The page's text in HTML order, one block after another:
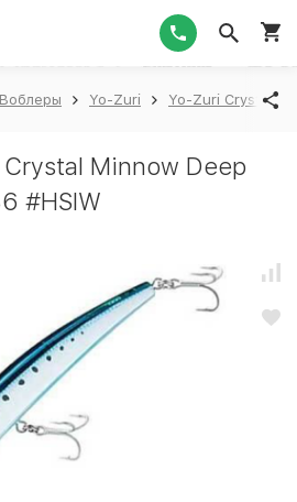
Воблеры Yo-Zuri Yo-Zuri Crystal
Minnow Deep
#HSIW